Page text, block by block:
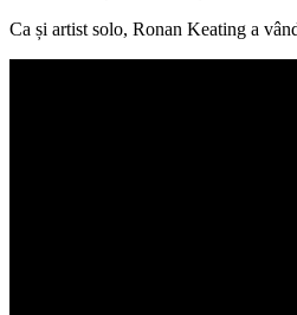
Ca și artist solo, Ronan Keating a